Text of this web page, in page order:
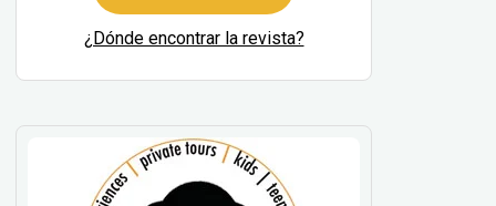
¿Dónde encontrar la revista?